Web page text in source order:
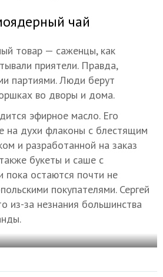
чай
товар — саженцы, как
приятели. Правда,
партиями. Люди берут
во дворы и дома.
эфирное масло. Его
на духи флаконы с блестящим
и разработанной на заказ
букеты и саше с
пока остаются почти не
покупателями. Сергей
из-за незнания большинства